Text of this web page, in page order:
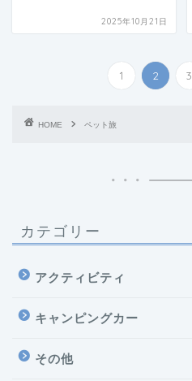
2025年10月21日
1 2 3
HOME ペット旅
カテゴリー
アクティビティ
キャンピングカー
その他